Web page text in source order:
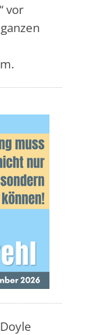
vor